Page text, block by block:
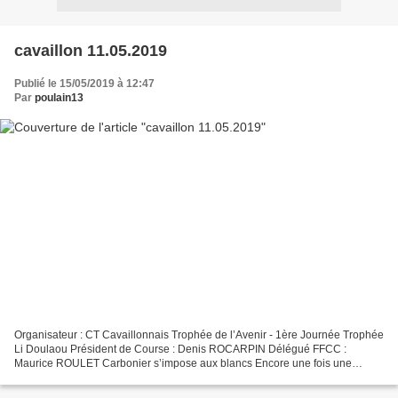
cavaillon 11.05.2019
Publié le 15/05/2019 à 12:47
Par poulain13
Organisateur : CT Cavaillonnais Trophée de l’Avenir - 1ère Journée Trophée
Li Doulaou Président de Course : Denis ROCARPIN Délégué FFCC :
Maurice ROULET Carbonier s’impose aux blancs Encore une fois une